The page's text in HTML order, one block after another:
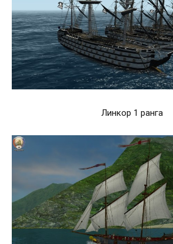
Линкор 1 ранга